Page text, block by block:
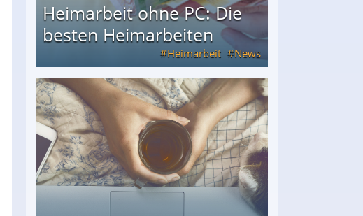
Heimarbeit ohne PC: Die
besten Heimarbeiten
Heimarbeit News